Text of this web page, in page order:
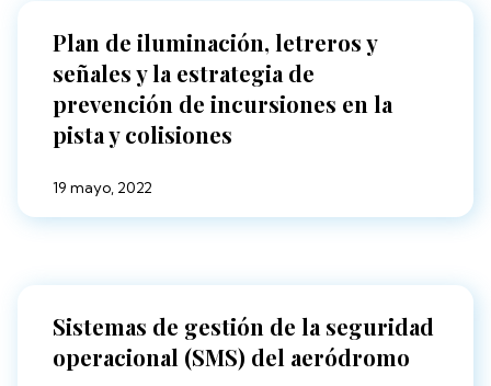
Plan de iluminación, letreros y
señales y la estrategia de
prevención de incursiones en la
pista y colisiones
19 mayo, 2022
Sistemas de gestión de la seguridad
operacional (SMS) del aeródromo